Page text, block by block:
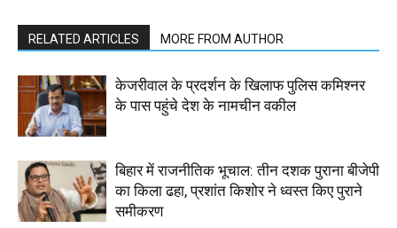
RELATED ARTICLES MORE FROM AUTHOR
केजरीवाल के प्रदर्शन के खिलाफ पुलिस कमिश्नर
के पास पहुंचे देश के नामचीन वकील
बिहार में राजनीतिक भूचाल: तीन दशक पुराना बीजेपी
का किला ढहा, प्रशांत किशोर ने ध्वस्त किए पुराने
समीकरण